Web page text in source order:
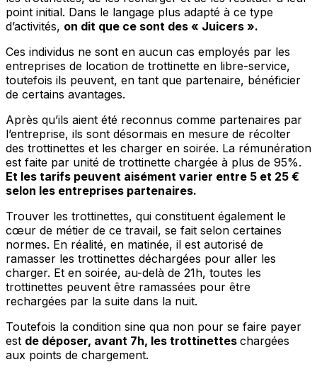
point initial. Dans le langage plus adapté à ce type
d’activités, on dit que ce sont des « Juicers ».
Ces individus ne sont en aucun cas employés par les
entreprises de location de trottinette en libre-service,
toutefois ils peuvent, en tant que partenaire, bénéficier
de certains avantages.
Après qu’ils aient été reconnus comme partenaires par
l’entreprise, ils sont désormais en mesure de récolter
des trottinettes et les charger en soirée. La rémunération
est faite par unité de trottinette chargée à plus de 95%.
Et les tarifs peuvent aisément varier entre 5 et 25 €
selon les entreprises partenaires.
Trouver les trottinettes, qui constituent également le
cœur de métier de ce travail, se fait selon certaines
normes. En réalité, en matinée, il est autorisé de
ramasser les trottinettes déchargées pour aller les
charger. Et en soirée, au-delà de 21h, toutes les
trottinettes peuvent être ramassées pour être
rechargées par la suite dans la nuit.
Toutefois la condition sine qua non pour se faire payer
est de déposer, avant 7h, les trottinettes chargées
aux points de chargement.